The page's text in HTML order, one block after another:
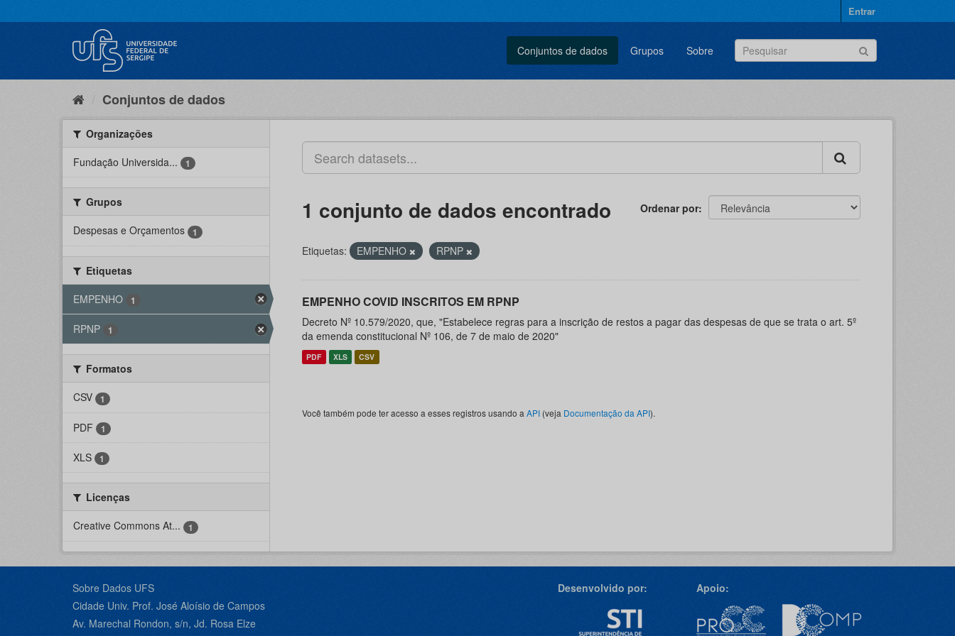
para
Entrar
Conjuntos de dados Grupos Sobre
Conjuntos de dados
Organizações
Fundação Universida...
1
Grupos
Despesas e Orçamentos
1
Etiquetas
EMPENHO
1
RPNP 1
Formatos
CSV
1
PDF 1
XLS 1
Licenças
Creative Commons At...
1
Ordenar por
1 conjunto de dados encontrado
Etiquetas: EMPENHO RPNP
EMPENHO COVID INSCRITOS EM RPNP
Decreto Nº 10.579/2020, que, "Estabelece regras para a inscrição de restos a pagar das despesas de que se trata o art. 5º
da emenda constitucional Nº 106, de 7 de maio de 2020"
PDF XLS CSV
Você também pode ter acesso a esses registros usando a API (veja Documentação da API).
Sobre Dados UFS
Cidade Univ. Prof. José Aloísio de Campos
Av. Marechal Rondon, s/n, Jd. Rosa Elze
Desenvolvido por: Apoio: